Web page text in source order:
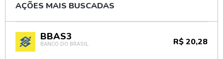
AÇÕES MAIS BUSCADAS
BBAS3
BANCO DO BRASIL R$ 20,28